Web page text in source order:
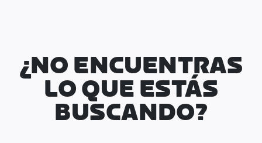
¿NO ENCUENTRAS
LO QUE ESTÁS
BUSCANDO?